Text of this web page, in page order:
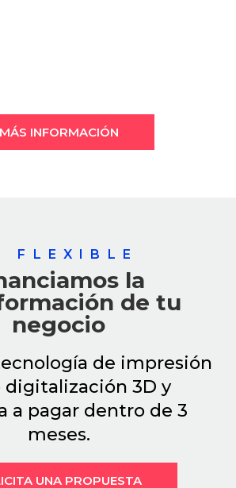
MÁS INFORMACIÓN
FLEXIBLE
la
de tu
negocio
de impresión
digitalización 3D y
a pagar dentro de 3
meses.
UNA PROPUESTA